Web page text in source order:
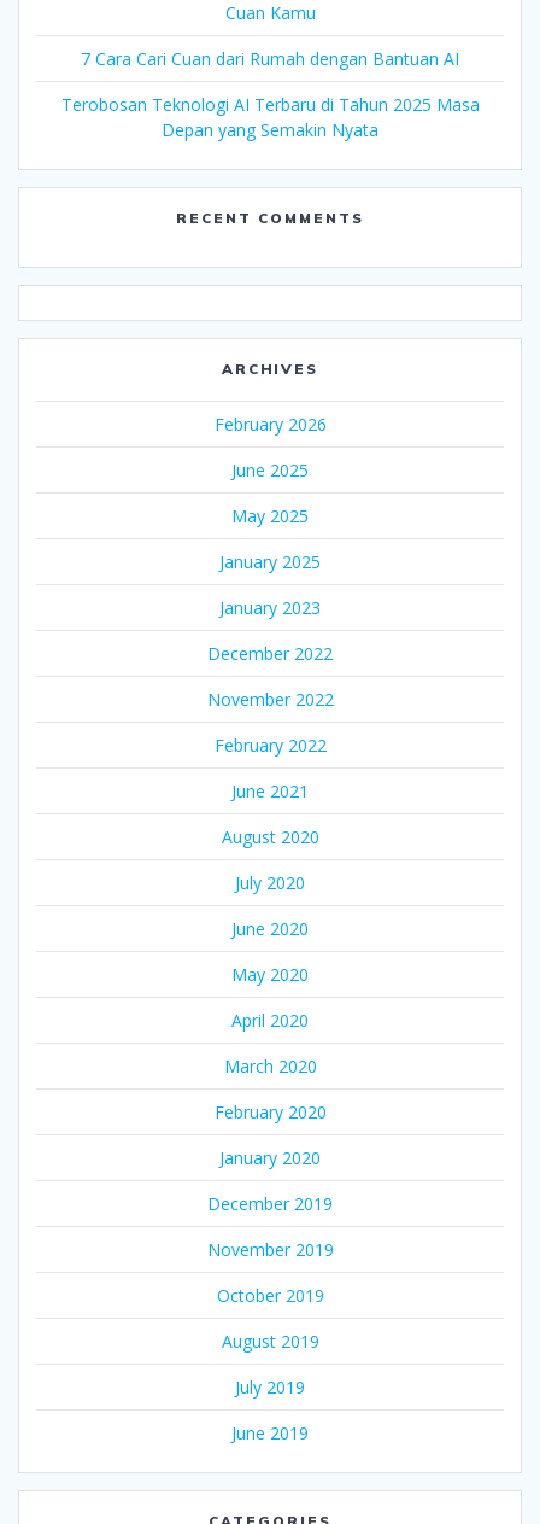
Cuan Kamu
7 Cara Cari Cuan dari Rumah dengan Bantuan AI
Terobosan Teknologi AI Terbaru di Tahun 2025 Masa
Depan yang Semakin Nyata
RECENT COMMENTS
ARCHIVES
February 2026
June 2025
May 2025
January 2025
January 2023
December 2022
November 2022
February 2022
June 2021
August 2020
July 2020
June 2020
May 2020
April 2020
March 2020
February 2020
January 2020
December 2019
November 2019
October 2019
August 2019
July 2019
June 2019